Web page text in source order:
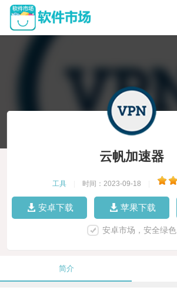
云帆加速器
工具 时间：2023-09-18
安卓下载 苹果下载
安卓市场，安全绿色
简介